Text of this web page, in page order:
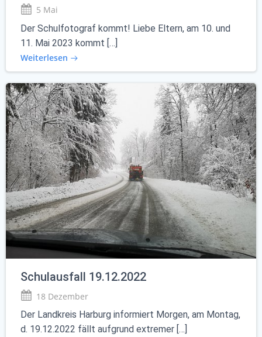
5 Mai
Der Schulfotograf kommt! Liebe Eltern, am 10. und
11. Mai 2023 kommt […]
Weiterlesen
Schulausfall 19.12.2022
18 Dezember
Der Landkreis Harburg informiert Morgen, am Montag,
d. 19.12.2022 fällt aufgrund extremer […]